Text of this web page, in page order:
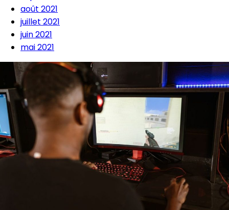
août 2021
juillet 2021
juin 2021
mai 2021